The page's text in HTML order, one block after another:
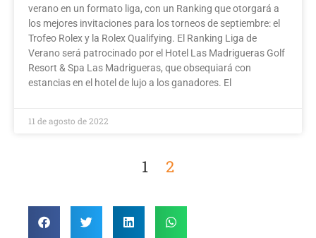
verano en un formato liga, con un Ranking que otorgará a
los mejores invitaciones para los torneos de septiembre: el
Trofeo Rolex y la Rolex Qualifying. El Ranking Liga de
Verano será patrocinado por el Hotel Las Madrigueras Golf
Resort & Spa Las Madrigueras, que obsequiará con
estancias en el hotel de lujo a los ganadores. El
11 de agosto de 2022
1 2